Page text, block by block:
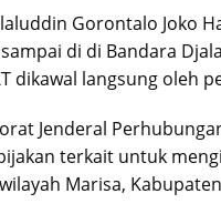
Gorontalo Joko
di di Bandara
dikawal langsung oleh
Jenderal
terkait untuk
Marisa,